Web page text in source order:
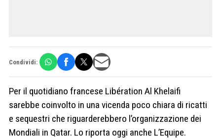
Condividi:
Per il quotidiano francese Libération Al Khelaifi
sarebbe coinvolto in una vicenda poco chiara di ricatti
e sequestri che riguarderebbero l’organizzazione dei
Mondiali in Qatar. Lo riporta oggi anche L’Equipe.